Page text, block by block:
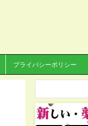
プライバシーポリシー